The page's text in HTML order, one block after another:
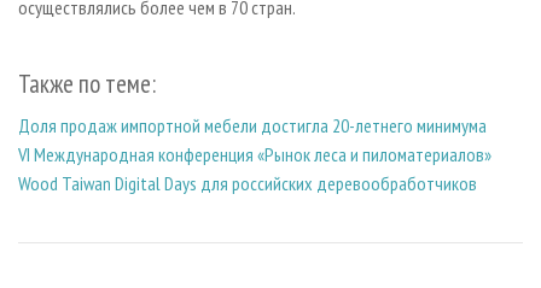
осуществлялись более чем в 70 стран.
Также по теме:
Доля продаж импортной мебели достигла 20-летнего минимума
VI Международная конференция «Рынок леса и пиломатериалов»
Wood Taiwan Digital Days для российских деревообработчиков